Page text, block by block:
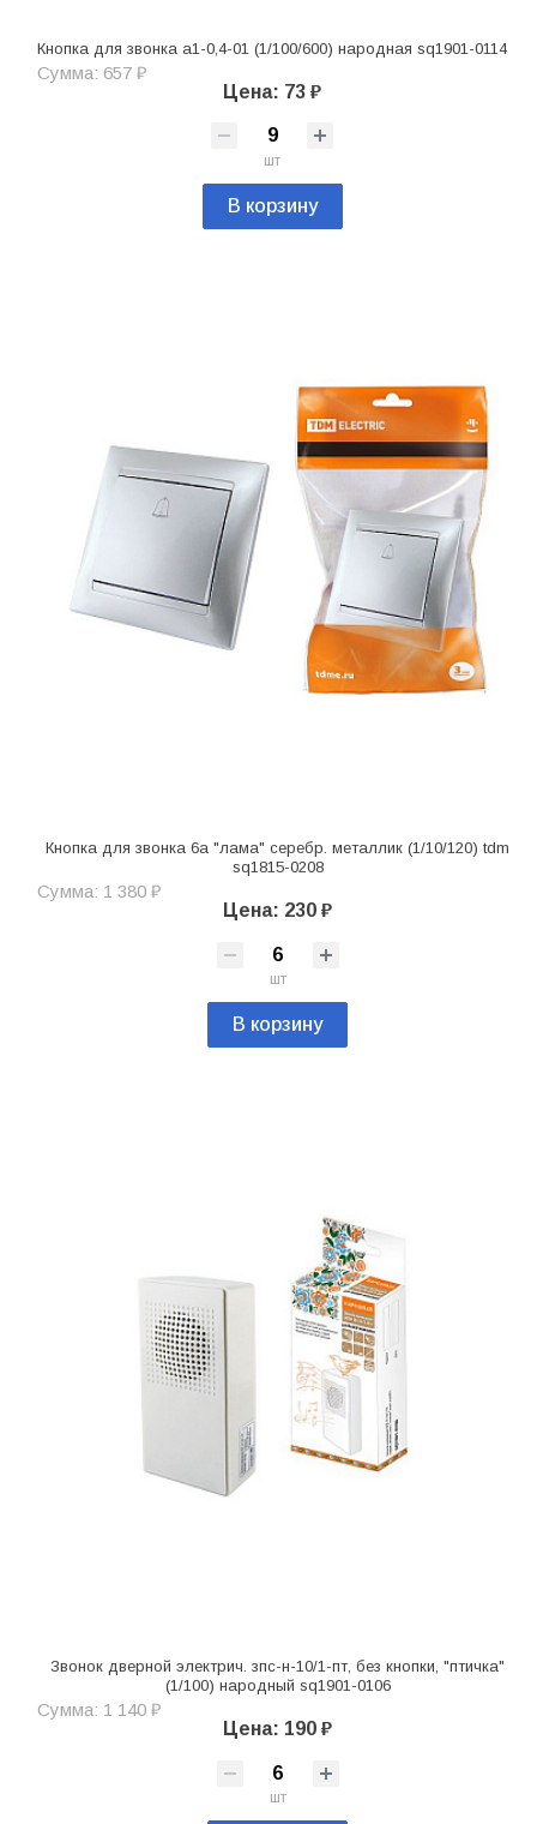
Кнопка для звонка а1-0,4-01 (1/100/600) народная sq1901-0114
Сумма: 657 ₽
Цена: 73 ₽
шт
В корзину
Кнопка для звонка 6а "лама" серебр. металлик (1/10/120) tdm
sq1815-0208
Сумма: 1 380 ₽
Цена: 230 ₽
шт
В корзину
Звонок дверной электрич. зпс-н-10/1-пт, без кнопки, "птичка"
(1/100) народный sq1901-0106
Сумма: 1 140 ₽
Цена: 190 ₽
шт